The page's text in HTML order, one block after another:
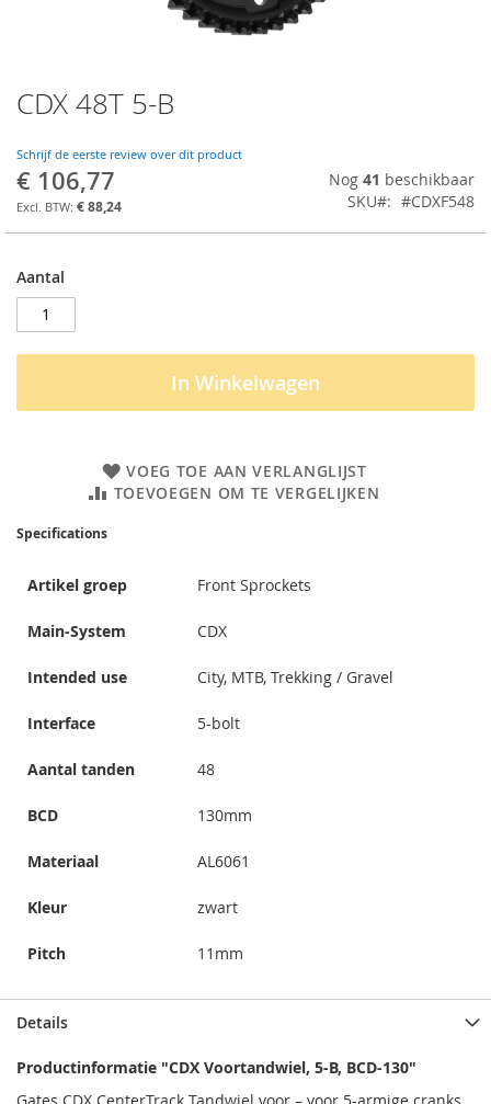
CDX 48T 5-B
Schrijf de eerste review over dit product
€ 106,77
€ 88,24
Nog 41 beschikbaar
SKU
#CDXF548
Aantal
In Winkelwagen
VOEG TOE AAN VERLANGLIJST
TOEVOEGEN OM TE VERGELIJKEN
Specifications
Artikel groep Front Sprockets
Main-System CDX
Intended use City, MTB, Trekking / Gravel
Interface 5-bolt
Aantal tanden 48
BCD 130mm
Materiaal AL6061
Kleur zwart
Pitch 11mm
Ga
naar
begin
van
de
afbeeldingen-
Details
Productinformatie "CDX Voortandwiel, 5-B, BCD-130"